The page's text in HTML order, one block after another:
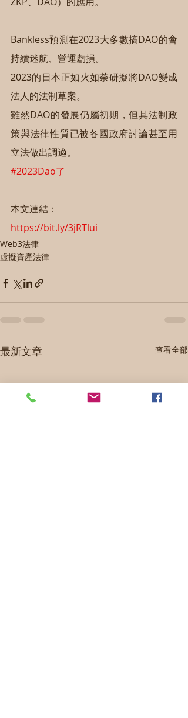
Bankless預測在2023大多數搞DAO的會
持續迷航、營運虧損。
2023的日本正如火如荼研擬將DAO變成
法人的法制草案。
雖然DAO的發展仍屬初期，但其法制政
策與法律性質已被各國政府討論甚至用
立法做出調適。
#2023Dao了
本文連結：
https://bit.ly/3jRTlui
Web3法律
虛擬資產法律
最新文章 查看全部